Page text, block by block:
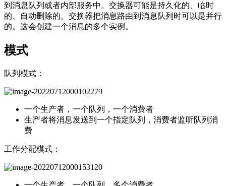
到消息队列或者内部服务中。交换器可能是持久化的、临时
的、自动删除的。交换器把消息路由到消息队列时可以是并行
的。这会创建一个消息的多个实例。
模式
队列模式：
一个生产者，一个队列，一个消费者
生产者将消息发送到一个指定队列，消费者监听队列消
费
工作分配模式：